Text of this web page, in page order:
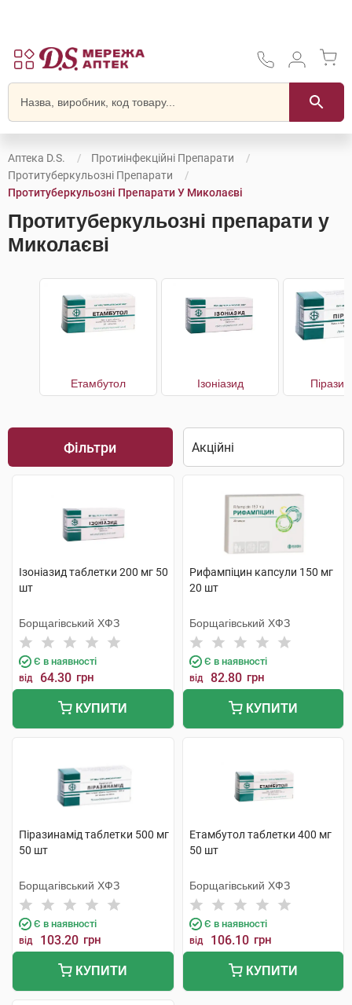
Аптека D.S.
Протиінфекційні Препарати
Протитуберкульозні Препарати
Протитуберкульозні Препарати У Миколаєві
Протитуберкульозні препарати у
Миколаєві
Етамбутол Ізоніазид
Фільтри
Ізоніазид таблетки 200 мг 50
шт
Борщагівський ХФЗ
Є в наявності
від 64.30 грн
КУПИТИ
Рифампіцин капсули 150 мг
20 шт
Борщагівський ХФЗ
Є в наявності
від 82.80 грн
КУПИТИ
Піразинамід таблетки 500 мг
50 шт
Борщагівський ХФЗ
Є в наявності
від 103.20 грн
КУПИТИ
Етамбутол таблетки 400 мг
50 шт
Борщагівський ХФЗ
Є в наявності
від 106.10 грн
КУПИТИ